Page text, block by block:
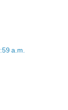
a.m.